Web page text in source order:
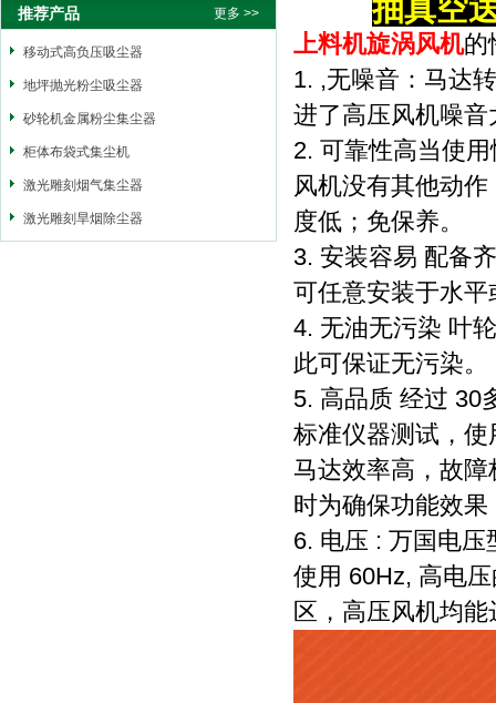
推荐产品 更多 >>
移动式高负压吸尘器
地坪抛光粉尘吸尘器
砂轮机金属粉尘集尘器
柜体布袋式集尘机
激光雕刻烟气集尘器
激光雕刻旱烟除尘器
抽真空
上料机旋涡风机的
1. ,无噪音：马达
进了高压风机噪
2. 可靠性高当使
风机没有其他动
度低；免保养。
3. 安装容易 配备
可任意安装于水
4. 无油无污染 叶
此可保证无污染。
5. 高品质 经过 30
标准仪器测试，
马达效率高，故
时为确保功能效
6. 电压 : 万国电
使用 60Hz, 高电
区，高压风机均